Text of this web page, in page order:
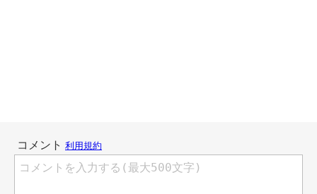
＠midorinotanbo